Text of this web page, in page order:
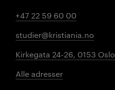
+47 22 59 60 00
studier@kristiania.no
Kirkegata 24-26, 0153 Oslo
Alle adresser